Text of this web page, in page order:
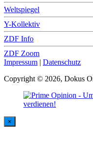
Weltspiegel
Y-Kollektiv
ZDF Info
ZDF Zoom
Impressum | Datenschutz
Copyright © 2026, Dokus
×